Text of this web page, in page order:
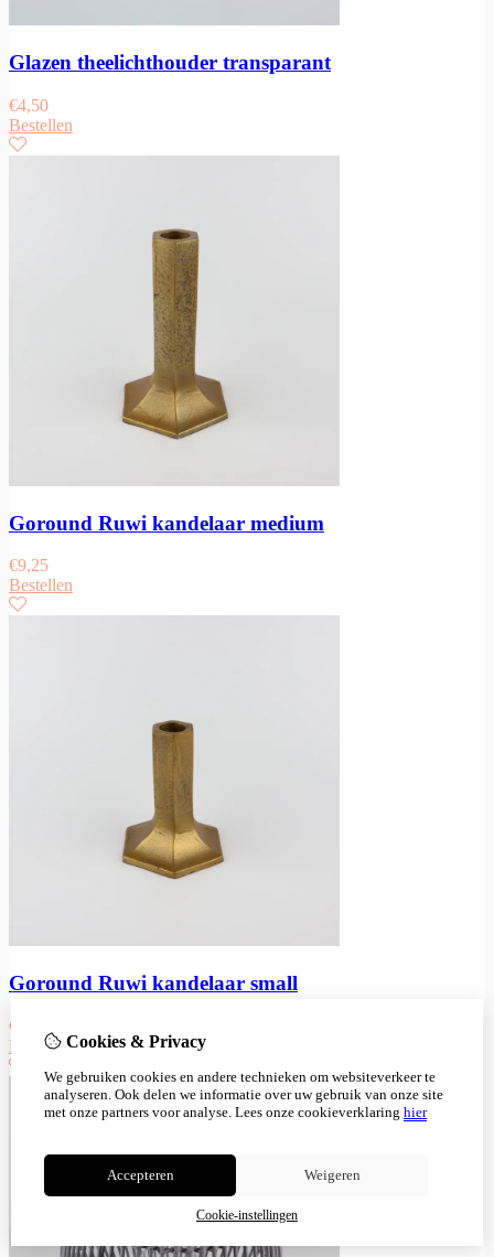
Glazen theelichthouder transparant
€4,50
Bestellen
Goround Ruwi kandelaar medium
€9,25
Bestellen
Goround Ruwi kandelaar small
€
BestellenCookies & Privacy
We gebruiken cookies en andere technieken om websiteverkeer te
analyseren. Ook delen we informatie over uw gebruik van onze site
met onze partners voor analyse. Lees onze cookieverklaring hier
Accepteren Weigeren
Cookie-instellingen